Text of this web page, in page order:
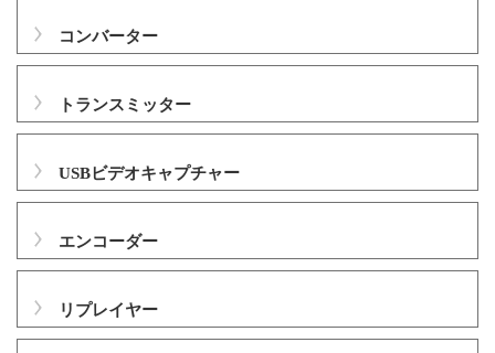
コンバーター
トランスミッター
USBビデオキャプチャー
エンコーダー
リプレイヤー